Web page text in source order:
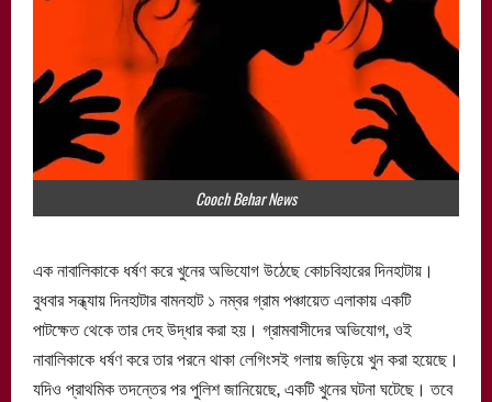
Cooch Behar News
এক নাবালিকাকে ধর্ষণ করে খুনের অভিযোগ উঠেছে কোচবিহারের দিনহাটায়।
বুধবার সন্ধ্যায় দিনহাটার বামনহাট ১ নম্বর গ্রাম পঞ্চায়েত এলাকায় একটি
পাটক্ষেত থেকে তার দেহ উদ্ধার করা হয়। গ্রামবাসীদের অভিযোগ, ওই
নাবালিকাকে ধর্ষণ করে তার পরনে থাকা লেগিংসই গলায় জড়িয়ে খুন করা হয়েছে।
যদিও প্রাথমিক তদন্তের পর পুলিশ জানিয়েছে, একটি খুনের ঘটনা ঘটেছে। তবে